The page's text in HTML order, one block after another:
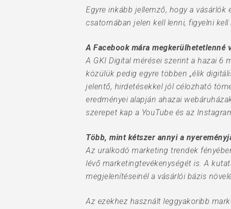
Egyre inkább jellemző, hogy a
csatornában jelen kell lenni, figyelni
A Facebook mára megkerülhetetlenné
A GKI Digital mérései szerint a hazai 6
közülük pedig egyre többen „élik
jelentő, hirdetésekkel jól célozható
eredményei alapján ahazai
szerepet kap a YouTube és az
Több, mint kétszer annyi a
Az uralkodó marketing trendek
lévő marketingtevékenységét is. A
megjelenítéseinél a vásárlói bázis
Az ezekhez használt leggyakoribb